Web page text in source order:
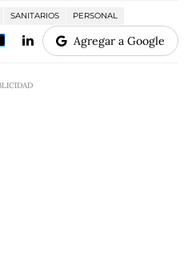
SANITARIOS PERSONAL
Agregar a Google